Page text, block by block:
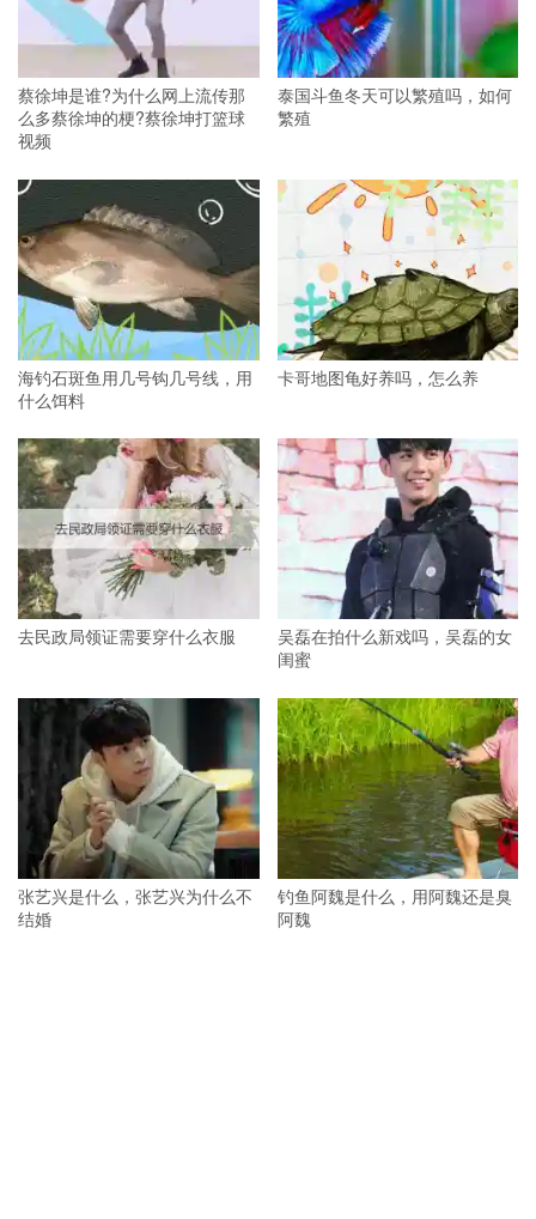
蔡徐坤是谁?为什么网上流传那
么多蔡徐坤的梗?蔡徐坤打篮球
视频
泰国斗鱼冬天可以繁殖吗，如何
繁殖
海钓石斑鱼用几号钩几号线，用
什么饵料
卡哥地图龟好养吗，怎么养
去民政局领证需要穿什么衣服
吴磊在拍什么新戏吗，吴磊的女
闺蜜
张艺兴是什么，张艺兴为什么不
结婚
钓鱼阿魏是什么，用阿魏还是臭
阿魏